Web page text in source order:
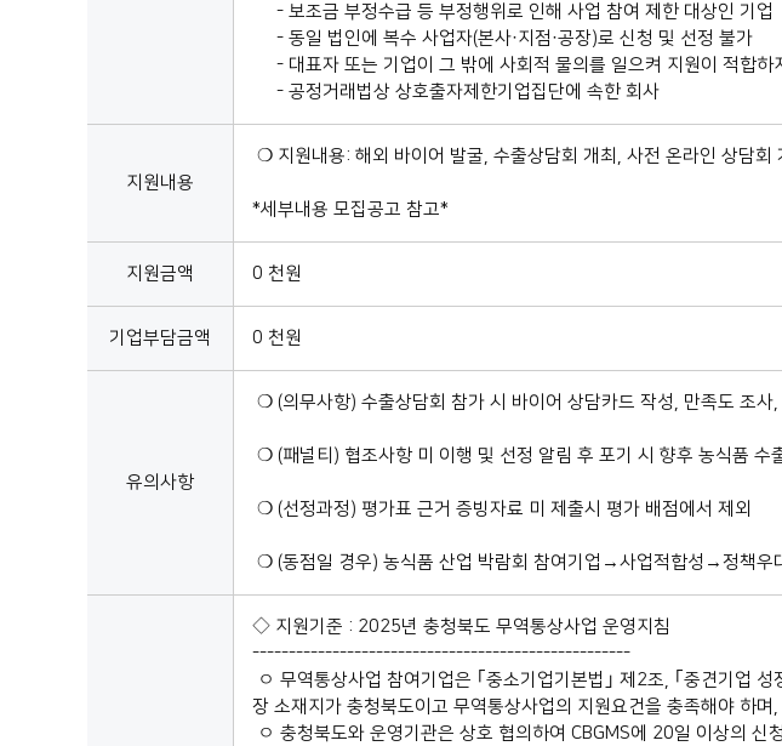
- 보조금 부정수급 등 부정행위로 인해 사업 참여 제한 대상인 기업
- 동일 법인에 복수 사업자(본사·지점·공장)로 신청 및 선정 불가
- 대표자 또는 기업이 그 밖에 사회적 물의를 일으켜 지원이 적합하
- 공정거래법상 상호출자제한기업집단에 속한 회사
지원내용
❍ 지원내용: 해외 바이어 발굴, 수출상담회 개최, 사전 온라인 상담회
*세부내용 모집공고 참고*
지원금액 0 천원
기업부담금액 0 천원
유의사항
❍ (의무사항) 수출상담회 참가 시 바이어 상담카드 작성, 만족도 조
❍ (패널티) 협조사항 미 이행 및 선정 알림 후 포기 시 향후 농식품 수
❍ (선정과정) 평가표 근거 증빙자료 미 제출시 평가 배점에서 제외
❍ (동점일 경우) 농식품 산업 박람회 참여기업→사업적합성→정책우
◇ 지원기준 : 2025년 충청북도 무역통상사업 운영지침
----------------------------------------------------
ㅇ 무역통상사업 참여기업은 ｢중소기업기본법｣ 제2조, ｢중견기업
장 소재지가 충청북도이고 무역통상사업의 지원요건을 충족해야 하며
ㅇ 충청북도와 운영기관은 상호 협의하여 CBGMS에 20일 이상의